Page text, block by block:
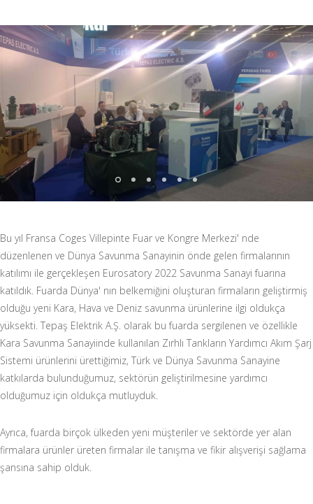
Bu yıl Fransa Coges Villepinte Fuar ve Kongre Merkezi' nde
düzenlenen ve Dünya Savunma Sanayinin önde gelen firmalarının
katılımı ile gerçekleşen Eurosatory 2022 Savunma Sanayi fuarına
katıldık. Fuarda Dünya' nın belkemiğini oluşturan firmaların geliştirmiş
olduğu yeni Kara, Hava ve Deniz savunma ürünlerine ilgi oldukça
yüksekti. Tepaş Elektrik A.Ş. olarak bu fuarda sergilenen ve özellikle
Kara Savunma Sanayiinde kullanılan Zırhlı Tankların Yardımcı Akım Şarj
Sistemi ürünlerini ürettiğimiz, Türk ve Dünya Savunma Sanayine
katkılarda bulunduğumuz, sektörün geliştirilmesine yardımcı
olduğumuz için oldukça mutluyduk.
Ayrıca, fuarda birçok ülkeden yeni müşteriler ve sektörde yer alan
firmalara ürünler üreten firmalar ile tanışma ve fikir alışverişi sağlama
şansına sahip olduk.